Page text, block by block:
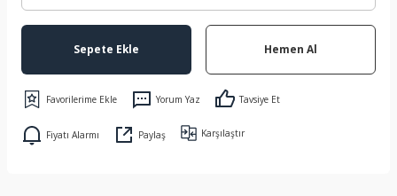
Sepete Ekle Hemen Al
Yorum Yaz Tavsiye Et
Fiyatı Alarmı Paylaş Karşılaştır